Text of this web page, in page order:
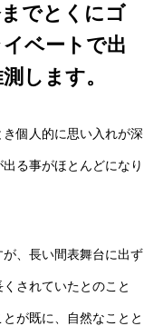
でとくにゴ
ベートで出
します。
個人的に思い入れが深
る事がほとんどになり
、長い間表舞台に出ず
されていたとのこと
が既に、自然なことと